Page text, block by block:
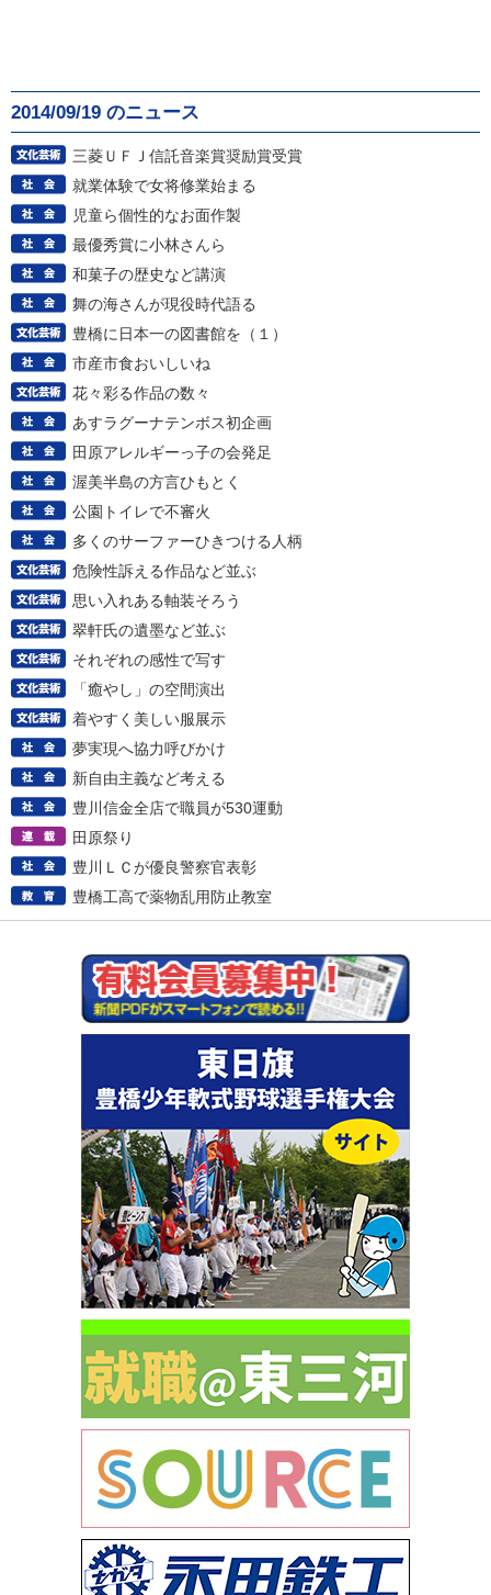
2014/09/19 のニュース
三菱ＵＦＪ信託音楽賞奨励賞受賞
就業体験で女将修業始まる
児童ら個性的なお面作製
最優秀賞に小林さんら
和菓子の歴史など講演
舞の海さんが現役時代語る
豊橋に日本一の図書館を（１）
市産市食おいしいね
花々彩る作品の数々
あすラグーナテンボス初企画
田原アレルギーっ子の会発足
渥美半島の方言ひもとく
公園トイレで不審火
多くのサーファーひきつける人柄
危険性訴える作品など並ぶ
思い入れある軸装そろう
翠軒氏の遺墨など並ぶ
それぞれの感性で写す
「癒やし」の空間演出
着やすく美しい服展示
夢実現へ協力呼びかけ
新自由主義など考える
豊川信金全店で職員が530運動
田原祭り
豊川ＬＣが優良警察官表彰
豊橋工高で薬物乱用防止教室